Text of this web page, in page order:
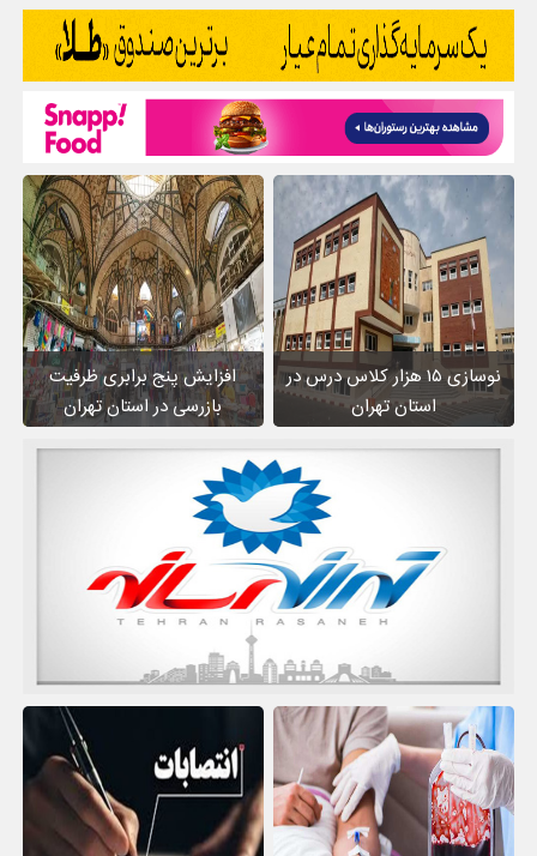
نوسازی ۱۵ هزار کلاس درس در
استان تهران
افزایش پنج برابری ظرفیت
بازرسی در استان تهران